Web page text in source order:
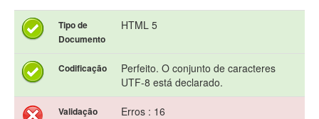
Tipo de
Documento
HTML 5
Codificação
Perfeito. O conjunto de caracteres
UTF-8 está declarado.
Validação
Erros : 16